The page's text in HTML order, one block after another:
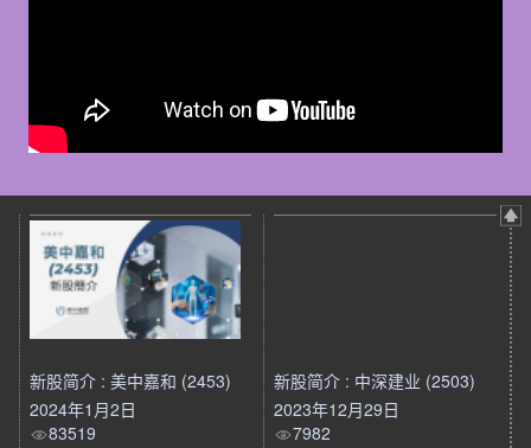
新股简介 : 美中嘉和 (2453)
2024年1月2日
83519
新股简介 : 中深建业 (2503)
2023年12月29日
7982